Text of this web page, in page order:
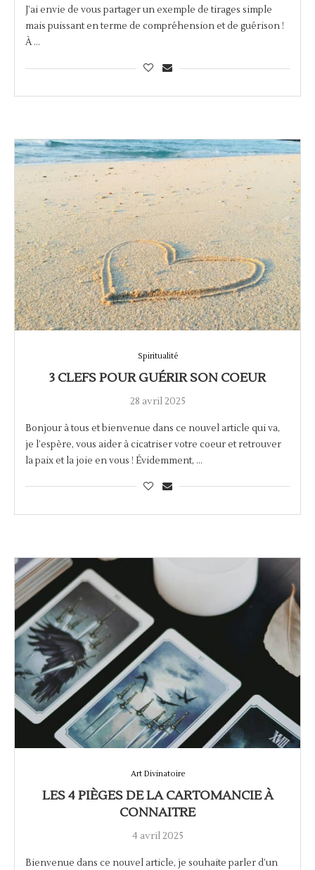
J’ai envie de vous partager un exemple de tirages simple
mais puissant en terme de compréhension et de guérison !
À …
Spiritualité
3 CLEFS POUR GUÉRIR SON COEUR
28 avril 2025
Bonjour à tous et bienvenue dans ce nouvel article qui va,
je l’espère, vous aider à cicatriser votre coeur et retrouver
la paix et la joie en vous ! Évidemment, …
Art Divinatoire
LES 4 PIÈGES DE LA CARTOMANCIE À
CONNAITRE
4 avril 2025
Bienvenue dans ce nouvel article, je souhaite parler d’un